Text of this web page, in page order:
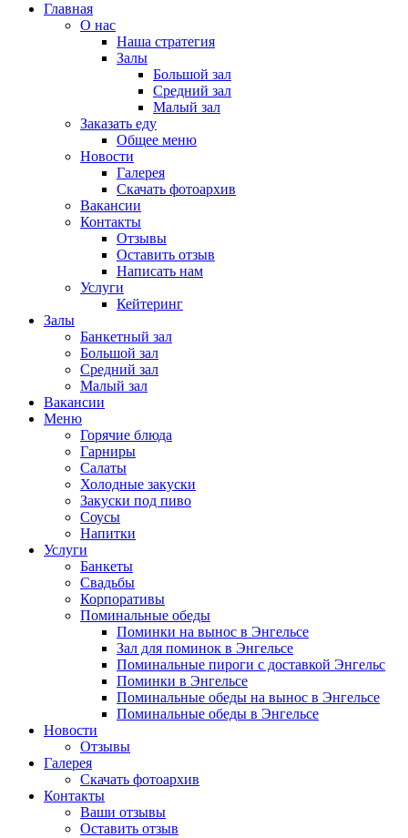
Главная
О нас
Наша стратегия
Залы
Большой зал
Средний зал
Малый зал
Заказать еду
Общее меню
Новости
Галерея
Скачать фотоархив
Вакансии
Контакты
Отзывы
Оставить отзыв
Написать нам
Услуги
Кейтеринг
Залы
Банкетный зал
Большой зал
Средний зал
Малый зал
Вакансии
Меню
Горячие блюда
Гарниры
Салаты
Холодные закуски
Закуски под пиво
Соусы
Напитки
Услуги
Банкеты
Свадьбы
Корпоративы
Поминальные обеды
Поминки на вынос в Энгельсе
Зал для поминок в Энгельсе
Поминальные пироги с доставкой Энгельс
Поминки в Энгельсе
Поминальные обеды на вынос в Энгельсе
Поминальные обеды в Энгельсе
Новости
Отзывы
Галерея
Скачать фотоархив
Контакты
Ваши отзывы
Оставить отзыв